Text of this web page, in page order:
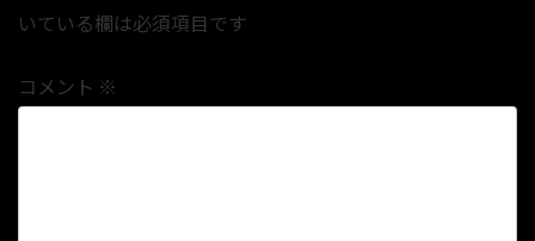
いている欄は必須項目です
コメント ※